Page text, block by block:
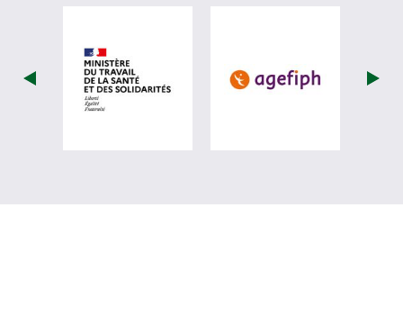
visiter les site de Ministère du travail
visiter les